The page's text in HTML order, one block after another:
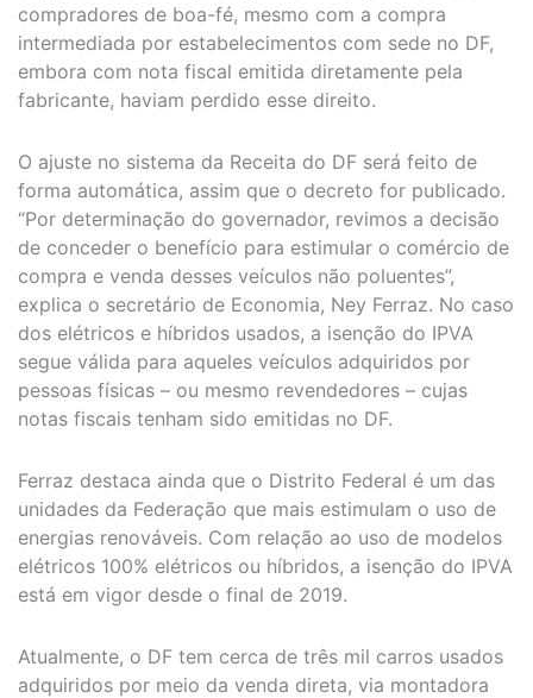
compradores de boa-fé, mesmo com a compra
intermediada por estabelecimentos com sede no DF,
embora com nota fiscal emitida diretamente pela
fabricante, haviam perdido esse direito.
O ajuste no sistema da Receita do DF será feito de
forma automática, assim que o decreto for publicado.
“Por determinação do governador, revimos a decisão
de conceder o benefício para estimular o comércio de
compra e venda desses veículos não poluentes”,
explica o secretário de Economia, Ney Ferraz. No caso
dos elétricos e híbridos usados, a isenção do IPVA
segue válida para aqueles veículos adquiridos por
pessoas físicas – ou mesmo revendedores – cujas
notas fiscais tenham sido emitidas no DF.
Ferraz destaca ainda que o Distrito Federal é um das
unidades da Federação que mais estimulam o uso de
energias renováveis. Com relação ao uso de modelos
elétricos 100% elétricos ou híbridos, a isenção do IPVA
está em vigor desde o final de 2019.
Atualmente, o DF tem cerca de três mil carros usados
adquiridos por meio da venda direta, via montadora